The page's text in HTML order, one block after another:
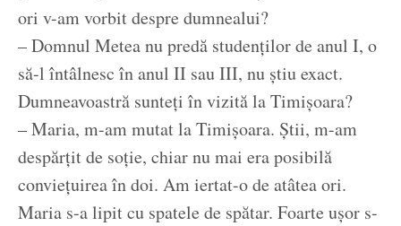
ori v-am vorbit despre dumnealui?
– Domnul Metea nu predă studenților de anul I, o
să-l întâlnesc în anul II sau III, nu știu exact.
Dumneavoastră sunteți în vizită la Timișoara?
– Maria, m-am mutat la Timișoara. Știi, m-am
despărțit de soție, chiar nu mai era posibilă
conviețuirea în doi. Am iertat-o de atâtea ori.
Maria s-a lipit cu spatele de spătar. Foarte ușor s-